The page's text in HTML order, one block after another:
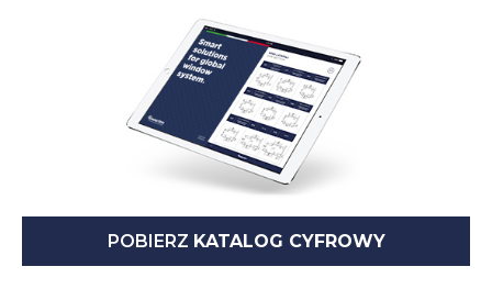
POBIERZ KATALOG CYFROWY